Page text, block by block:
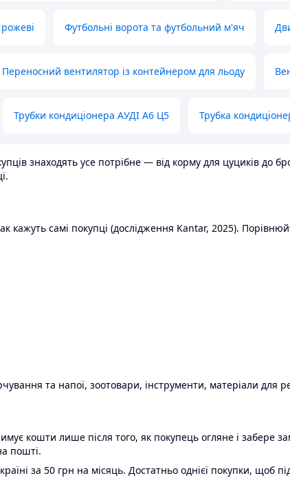
Футбольні ворота та футбольний м'яч
Переносний вентилятор із контейнером для льоду
Трубки кондиціонера АУДІ А6 Ц5 Трубка
знаходять усе потрібне — від корму для цуциків до
кажуть самі покупці (дослідження Kantar, 2025).
та напої, зоотовари, інструменти, матеріали для
кошти лише після того, як покупець огляне і
пошті.
за 50 грн на місяць. Достатньо однієї покупки, щоб